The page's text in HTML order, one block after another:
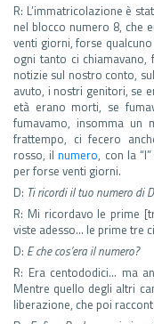
R: L’immatricolazione è
nel blocco numero 8, che
venti giorni, forse
ogni tanto ci chiamavano,
notizie sul nostro conto,
avuto, i nostri genitori, se
età erano morti, se
fumavamo, insomma un
frattempo, ci fecero
rosso, ilnumero, con la
per forse venti giorni.
D: Ti ricordi il tuo numero di
R: Mi ricordavo le prime
viste adesso… le prime tre
D: E che cos’era il numero?
R: Era centododici… ma
Mentre quello degli altri
liberazione, che poi